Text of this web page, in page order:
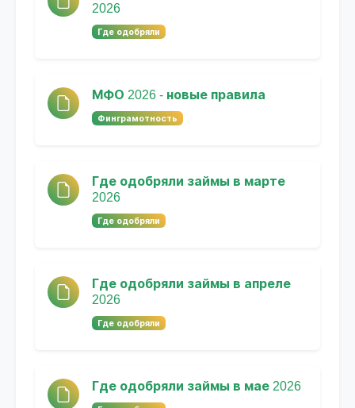
2026
Где одобряли
МФО 2026 - новые правила
Финграмотность
Где одобряли займы в марте
2026
Где одобряли
Где одобряли займы в апреле
2026
Где одобряли
Где одобряли займы в мае 2026